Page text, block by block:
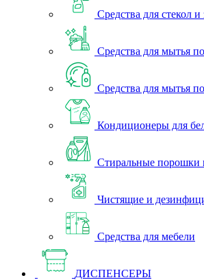
Средства для стекол и
Средства для мытья
Средства для мытья
Кондиционеры для
Стиральные порошки
Чистящие и
Средства для мебели
ДИСПЕНСЕРЫ